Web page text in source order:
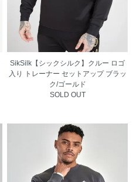
SikSilk【シックシルク】クルー ロゴ
入り トレーナー セットアップ ブラッ
ク/ゴールド
SOLD OUT